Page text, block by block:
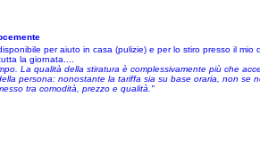
per aiuto in casa (pulizie) e per lo stiro presso il mio
la giornata....
La qualità della stiratura è complessivamente più che
persona: nonostante la tariffa sia su base oraria, non se
tra comodità, prezzo e qualità."